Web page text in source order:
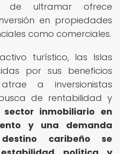
de ultramar ofrece
en propiedades
como comerciales.
turístico, las Islas
por sus beneficios
a inversionistas
de rentabilidad y
sector inmobiliario en
y una demanda
caribeño se